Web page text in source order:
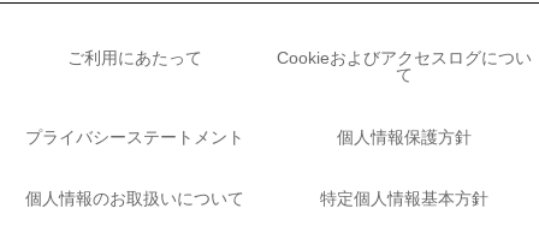
ご利用にあたって
Cookieおよびアクセスログについ
て
プライバシーステートメント 個人情報保護方針
個人情報のお取扱いについて 特定個人情報基本方針